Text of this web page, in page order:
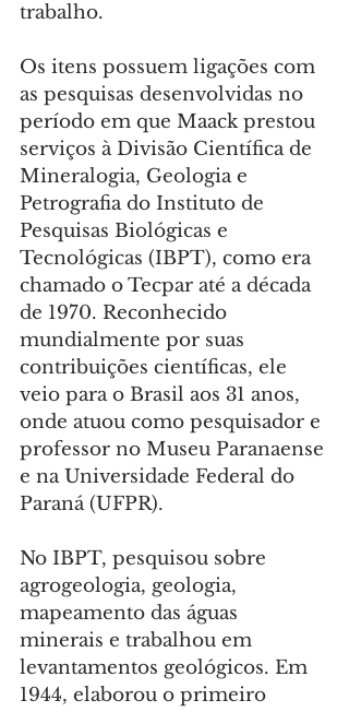
trabalho.
Os itens possuem ligações com
as pesquisas desenvolvidas no
período em que Maack prestou
serviços à Divisão Científica de
Mineralogia, Geologia e
Petrografia do Instituto de
Pesquisas Biológicas e
Tecnológicas (IBPT), como era
chamado o Tecpar até a década
de 1970. Reconhecido
mundialmente por suas
contribuições científicas, ele
veio para o Brasil aos 31 anos,
onde atuou como pesquisador e
professor no Museu Paranaense
e na Universidade Federal do
Paraná (UFPR).
No IBPT, pesquisou sobre
agrogeologia, geologia,
mapeamento das águas
minerais e trabalhou em
levantamentos geológicos. Em
1944, elaborou o primeiro